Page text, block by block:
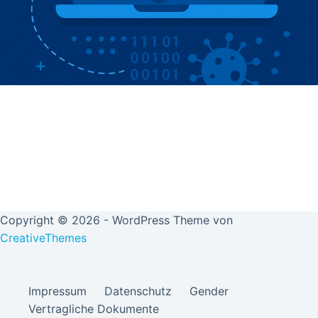
Copyright © 2026 - WordPress Theme von
CreativeThemes
Impressum Datenschutz
Gender
Vertragliche Dokumente